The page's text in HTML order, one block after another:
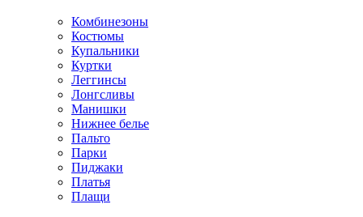
Комбинезоны
Костюмы
Купальники
Куртки
Леггинсы
Лонгсливы
Манишки
Нижнее белье
Пальто
Парки
Пиджаки
Платья
Плащи